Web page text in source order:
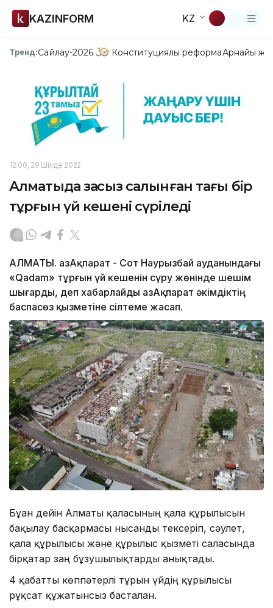
KAZINFORM KZ
Тренд:Сайлау-2026 Конституциялық реформаАрнайы
12:00, 29 Шілде 2022
Алматыда заңсыз салынған тағы бір
тұрғын үй кешені сүріледі
АЛМАТЫ. ҚазАқпарат - Сот Наурызбай ауданындағы
«Qadam» тұрғын үй кешенін сүру жөнінде шешім
шығарды, деп хабарлайды ҚазАқпарат әкімдіктің
баспасөз қызметіне сілтеме жасап.
Бұған дейін Алматы қаласының қала құрылысын
бақылау басқармасы нысанды тексеріп, сәулет,
қала құрылысы және құрылыс қызметі саласында
бірқатар заң бұзушылықтарды анықтады.
4 қабатты көппәтерлі тұрғын үйдің құрылысы
рұқсат құжатынсыз басталған.